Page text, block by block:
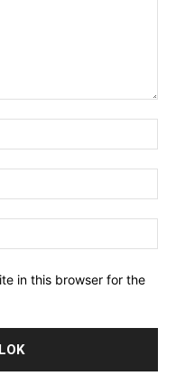
in this browser for the